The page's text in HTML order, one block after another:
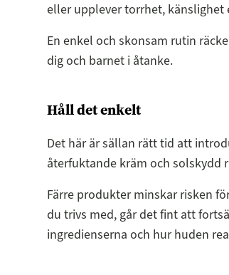
eller upplever torrhet,
En enkel och skonsam rutin
dig och barnet i åtanke.
Håll det enkelt
Det här är sällan rätt tid att
återfuktande kräm och solskydd
Färre produkter minskar risken
du trivs med, går det fint att
ingredienserna och hur huden